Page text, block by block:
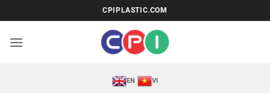
qua
nội
CPIPLASTIC.COM
EN VI